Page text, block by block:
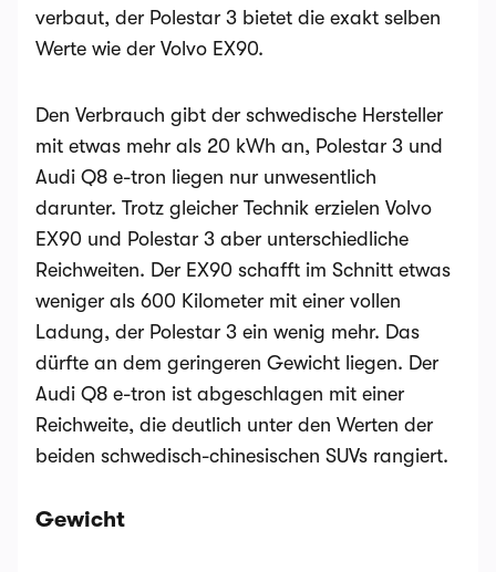
verbaut, der Polestar 3 bietet die exakt selben
Werte wie der Volvo EX90.
Den Verbrauch gibt der schwedische Hersteller
mit etwas mehr als 20 kWh an, Polestar 3 und
Audi Q8 e-tron liegen nur unwesentlich
darunter. Trotz gleicher Technik erzielen Volvo
EX90 und Polestar 3 aber unterschiedliche
Reichweiten. Der EX90 schafft im Schnitt etwas
weniger als 600 Kilometer mit einer vollen
Ladung, der Polestar 3 ein wenig mehr. Das
dürfte an dem geringeren Gewicht liegen. Der
Audi Q8 e-tron ist abgeschlagen mit einer
Reichweite, die deutlich unter den Werten der
beiden schwedisch-chinesischen SUVs rangiert.
Gewicht